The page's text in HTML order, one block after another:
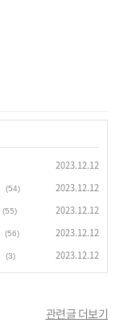
2023.12.12
(54) 2023.12.12
(55) 2023.12.12
(56) 2023.12.12
(3) 2023.12.12
관련글 더보기